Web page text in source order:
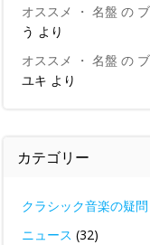
オススメ ・ 名盤 の
う より
オススメ ・ 名盤 の
ユキ より
カテゴリー
クラシック音楽の疑問
ニュース (32)